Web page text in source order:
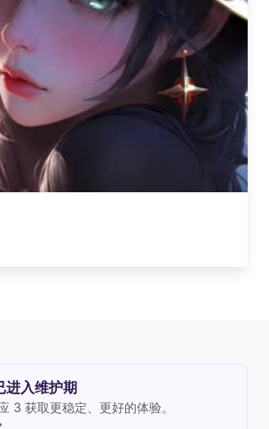
进入维护期
3 获取更稳定、更好的体验。